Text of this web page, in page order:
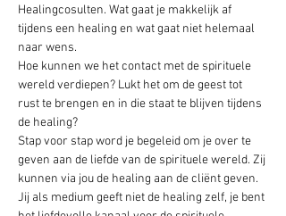
Healingcosulten. Wat gaat je makkelijk af
tijdens een healing en wat gaat niet helemaal
naar wens.
Hoe kunnen we het contact met de spirituele
wereld verdiepen? Lukt het om de geest tot
rust te brengen en in die staat te blijven tijdens
de healing?
Stap voor stap word je begeleid om je over te
geven aan de liefde van de spirituele wereld. Zij
kunnen via jou de healing aan de cliënt geven.
Jij als medium geeft niet de healing zelf, je bent